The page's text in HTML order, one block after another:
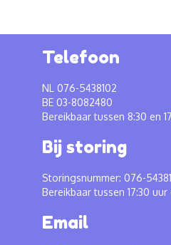
Telefoon
NL 076-5438102
BE 03-8082480
Bereikbaar tussen 8:30 en
Bij storing
Storingsnummer: 076-
Bereikbaar tussen 17:30 uur
Email